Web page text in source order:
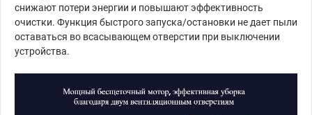
снижают потери энергии и повышают эффективность
очистки. Функция быстрого запуска/остановки не дает пыли
оставаться во всасывающем отверстии при выключении
устройства.